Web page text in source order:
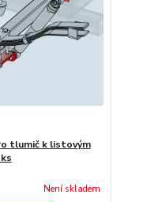
tlumič k listovým
Není skladem